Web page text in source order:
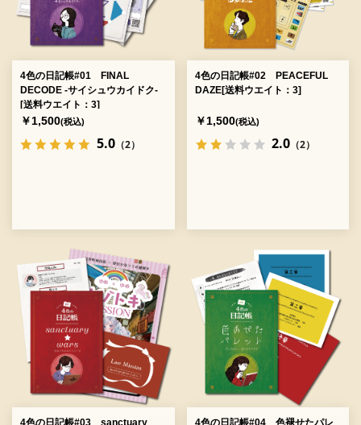
4色の日記帳#01 FINAL
DECODE -サイシュウカイドク-
[送料ウエイト：3]
￥1,500(税込)
5.0 （2）
4色の日記帳#02 PEACEFUL
DAZE[送料ウエイト：3]
￥1,500(税込)
2.0（2）